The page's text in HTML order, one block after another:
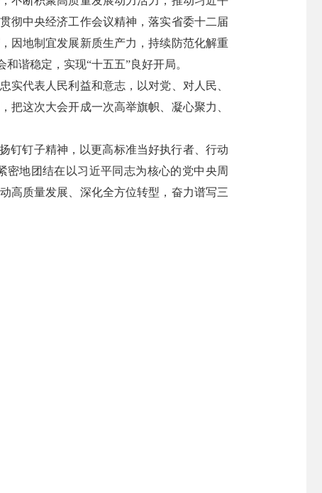
彻中央经济工作会议精神，落实省委十二届
因地制宜发展新质生产力，持续防范化解重
谐稳定，实现“十五五”良好开局。
代表人民利益和意志，以对党、对人民、
这次大会开成一次高举旗帜、凝心聚力、
钉钉子精神，以更高标准当好执行者、行动
地团结在以习近平同志为核心的党中央周
高质量发展、深化全方位转型，奋力谱写三